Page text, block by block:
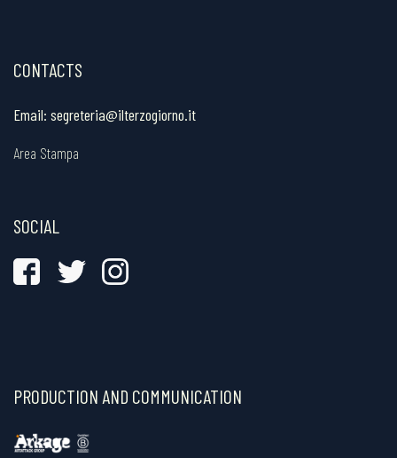
CONTACTS
Email: segreteria@ilterzogiorno.it
Area Stampa
SOCIAL
PRODUCTION AND COMMUNICATION